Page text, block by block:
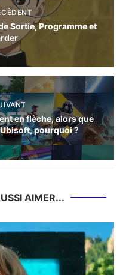
Sortie, Programme et
en flèche, alors que
pourquoi ?
AIMER...